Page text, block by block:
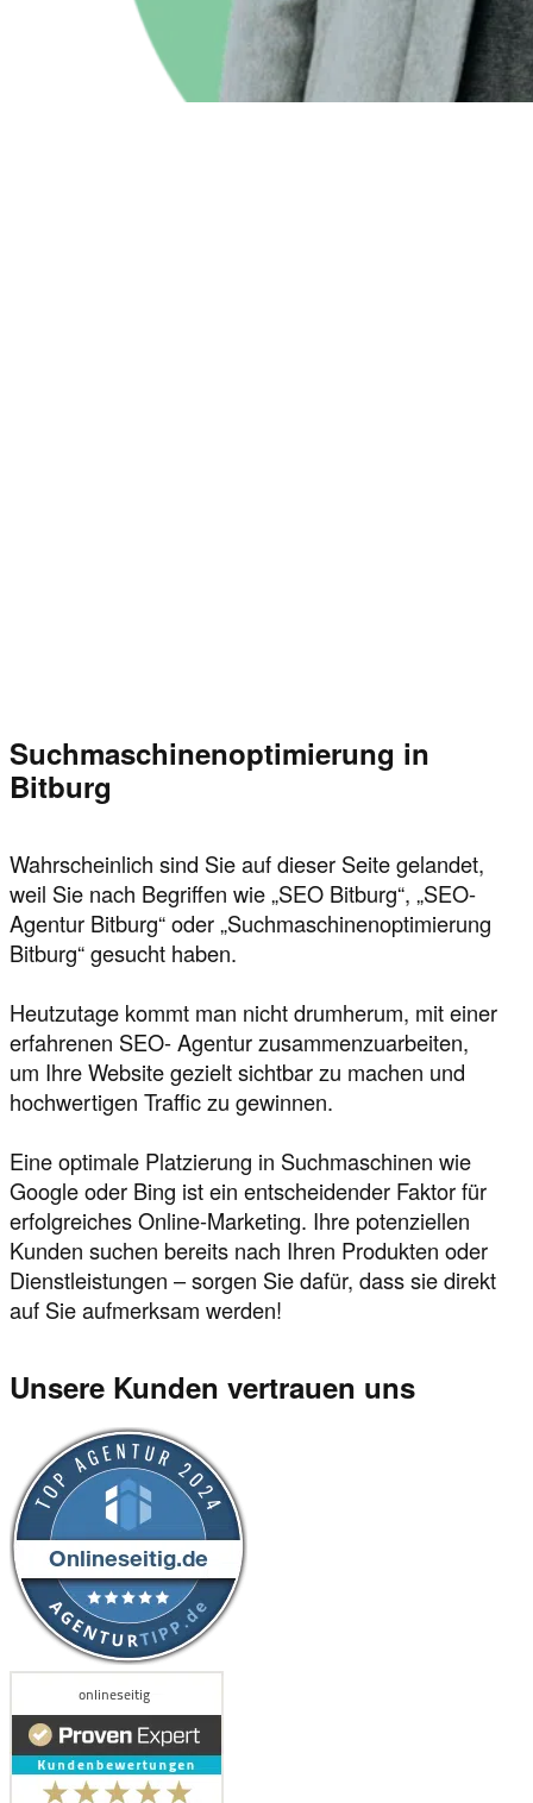
Suchmaschinenoptimierung in
Bitburg
Wahrscheinlich sind Sie auf dieser Seite gelandet,
weil Sie nach Begriffen wie „SEO Bitburg“, „SEO-
Agentur Bitburg“ oder „Suchmaschinenoptimierung
Bitburg“ gesucht haben.
Heutzutage kommt man nicht drumherum, mit einer
erfahrenen SEO- Agentur zusammenzuarbeiten,
um Ihre Website gezielt sichtbar zu machen und
hochwertigen Traffic zu gewinnen.
Eine optimale Platzierung in Suchmaschinen wie
Google oder Bing ist ein entscheidender Faktor für
erfolgreiches Online-Marketing. Ihre potenziellen
Kunden suchen bereits nach Ihren Produkten oder
Dienstleistungen – sorgen Sie dafür, dass sie direkt
auf Sie aufmerksam werden!
Unsere Kunden vertrauen uns